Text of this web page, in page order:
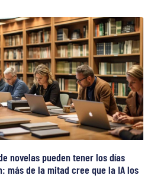
novelas pueden tener los días
más de la mitad cree que la IA los